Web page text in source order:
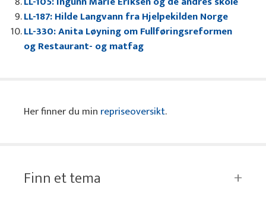
LL-187: Hilde Langvann fra Hjelpekilden Norge
LL-330: Anita Løyning om Fullføringsreformen
og Restaurant- og matfag
Her finner du min repriseoversikt.
Finn et tema